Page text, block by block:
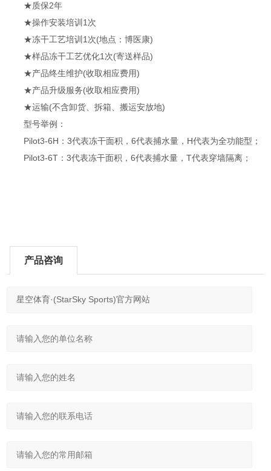
★质保2年
★操作安装培训1次
★冻干工艺培训1次(地点：博医康)
★样品冻干工艺优化1次(寄送样品)
★产品终生维护(收取相应费用)
★产品升级服务(收取相应费用)
★运输(不含卸货、拆箱、搬运安放地)
型号举例：
Pilot3-6H：3代表冻干面积，6代表捕水量，H代表为全功能型；
Pilot3-6T：3代表冻干面积，6代表捕水量，T代表穿墙隔离；
产品咨询